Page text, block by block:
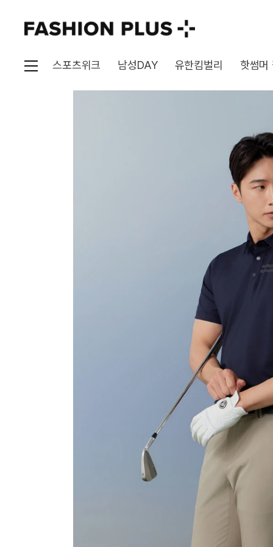
스포츠위크 남성DAY 유한킴벌리 핫썸머